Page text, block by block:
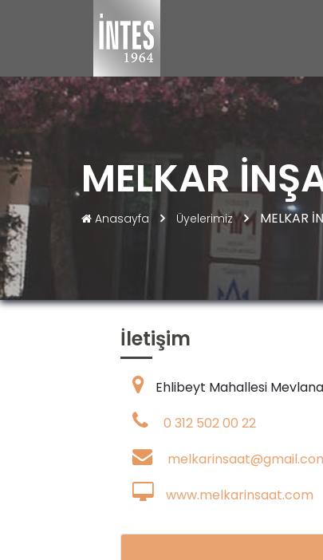
MELKAR
Anasayfa Üyelerimiz MELKAR
İletişim
Ehlibeyt Mahallesi
0 312 502 00 22
www.melkarinsaat.com